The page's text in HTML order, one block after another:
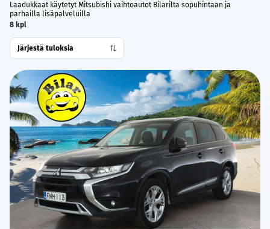
Laadukkaat käytetyt Mitsubishi vaihtoautot Bilarilta sopuhintaan ja
parhailla lisäpalveluilla
8 kpl